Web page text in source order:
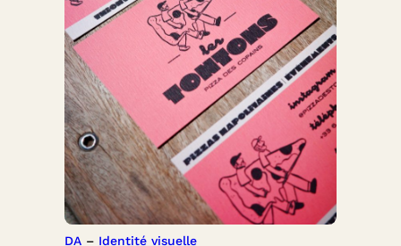
DA – Identité visuelle